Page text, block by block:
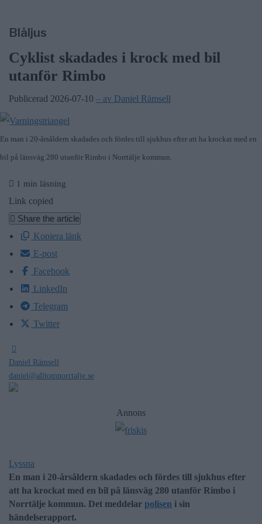
Blåljus
Cyklist skadades i krock med bil
utanför Rimbo
Publicerad 2026-07-10 – av Daniel Rämsell
En man i 20-årsåldern skadades och fördes till sjukhus efter att ha krockat med en
bil på länsväg 280 utanför Rimbo i Norrtälje kommun.
1 min läsning
Link copied
Share the article
Kopiera länk
E-post
Facebook
LinkedIn
Telegram
Twitter
Daniel Rämsell
daniel@alltomnorrtalje.se
Annons
Lyssna
En man i 20-årsåldern skadades och fördes till sjukhus efter
att ha krockat med en bil på länsväg 280 utanför Rimbo i
Norrtälje kommun. Det meddelar polisen i sin
händelserapport.